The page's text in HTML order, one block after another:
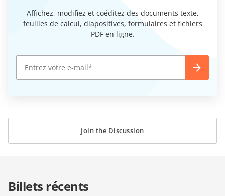
Affichez, modifiez et coéditez des documents texte,
feuilles de calcul, diapositives, formulaires et fichiers
PDF en ligne.
Join the Discussion
Billets récents